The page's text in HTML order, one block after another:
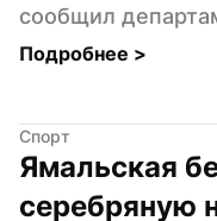
сообщил
Подробнее >
Спорт
Ямальская
серебряную